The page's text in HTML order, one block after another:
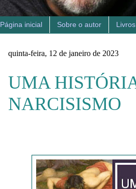
Página inicial Sobre o autor Livros
quinta-feira, 12 de janeiro de 2023
UMA
NARCISISMO